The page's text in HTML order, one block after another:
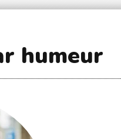
humeur